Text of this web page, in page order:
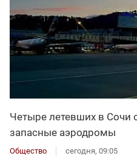
Четыре летевших в Сочи
запасные аэродромы
Общество сегодня, 09:05